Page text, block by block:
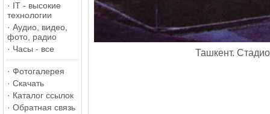
· IT - высокие
технологии
· Аудио, видео,
фото, радио
· Часы - все
· Фотогалерея
· Скачать
· Каталог ссылок
· Обратная связь
Ташкент.